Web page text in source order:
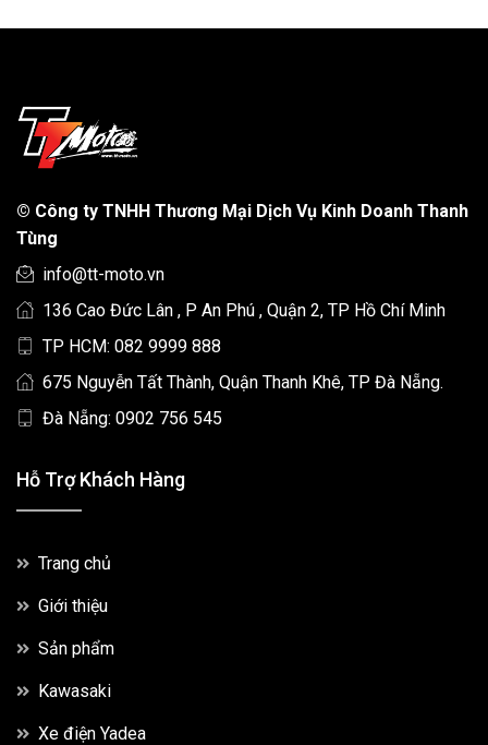
© Công ty TNHH Thương Mại Dịch Vụ Kinh Doanh Thanh
Tùng
info@tt-moto.vn
136 Cao Đức Lân , P An Phú , Quận 2, TP Hồ Chí Minh
TP HCM: 082 9999 888
675 Nguyễn Tất Thành, Quận Thanh Khê, TP Đà Nẵng.
Đà Nẵng: 0902 756 545
Hỗ Trợ Khách Hàng
Trang chủ
Giới thiệu
Sản phẩm
Kawasaki
Xe điện Yadea